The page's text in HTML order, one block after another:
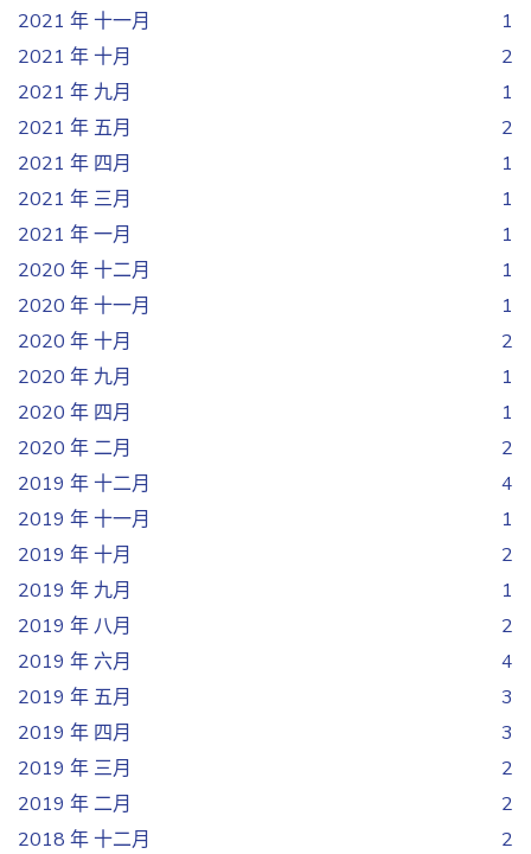
2021 年 十一月
1
2021 年 十月
2
2021 年 九月
1
2021 年 五月
2
2021 年 四月
1
2021 年 三月
1
2021 年 一月
1
2020 年 十二月
1
2020 年 十一月
1
2020 年 十月
2
2020 年 九月
1
2020 年 四月
1
2020 年 二月
2
2019 年 十二月
4
2019 年 十一月
1
2019 年 十月
2
2019 年 九月
1
2019 年 八月
2
2019 年 六月
4
2019 年 五月
3
2019 年 四月
3
2019 年 三月
2
2019 年 二月
2
2018 年 十二月
2